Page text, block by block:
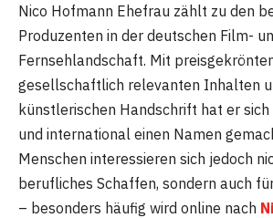
Nico Hofmann Ehefrau zählt zu den
Produzenten in der deutschen Film-
Fernsehlandschaft. Mit
gesellschaftlich relevanten Inhalten
künstlerischen Handschrift hat er sich
und international einen Namen
Menschen interessieren sich jedoch
berufliches Schaffen, sondern auch
– besonders häufig wird online nach